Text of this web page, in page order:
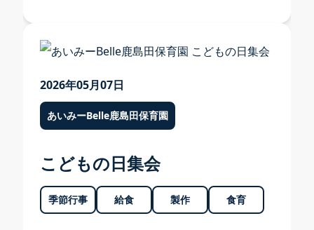
あいみー平間保育園
あいみーBelle新梶ヶ谷保育園
本部
2026年05月07日
あいみーBelle鹿島田保育園
こどもの日集会
季節行事 給食 製作 食育